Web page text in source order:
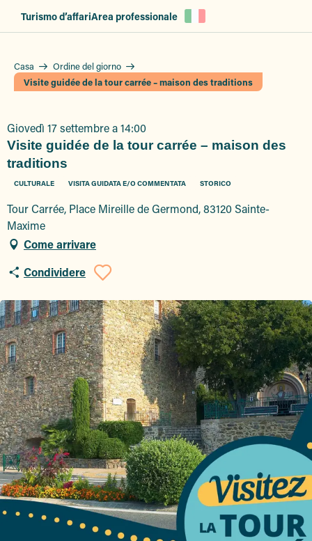
Turismo d’affariArea professionale
Casa
Ordine del giorno
Visite guidée de la tour carrée – maison des traditions
Giovedì 17 settembre a 14:00
Visite guidée de la tour carrée – maison des
traditions
CULTURALE VISITA GUIDATA E/O COMMENTATA STORICO
Tour Carrée, Place Mireille de Germond, 83120 Sainte-
Maxime
Come arrivare
Condividere
Ajouter aux